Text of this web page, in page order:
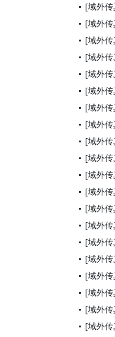
[域外
[域外
[域外
[域外
[域外
[域外
[域外
[域外
[域外
[域外
[域外
[域外
[域外
[域外
[域外
[域外
[域外
[域外
[域外
[域外